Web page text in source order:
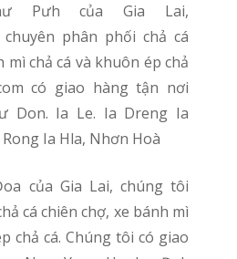
chuyên phân phối chả cá
mì chả cá và khuôn ép chả
có giao hàng tận nơi
Don. Ia Le. Ia Dreng Ia
Ia Hla, Nhơn Hoà
cá chiên chợ, xe bánh mì
chả cá. Chúng tôi có giao